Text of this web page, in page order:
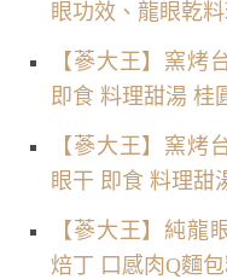
眼功效、龍眼乾
【蔘大王】窯烤
即食 料理甜湯 桂
【蔘大王】窯烤
眼干 即食 料理甜
【蔘大王】純龍
焙丁 口感肉Q麵